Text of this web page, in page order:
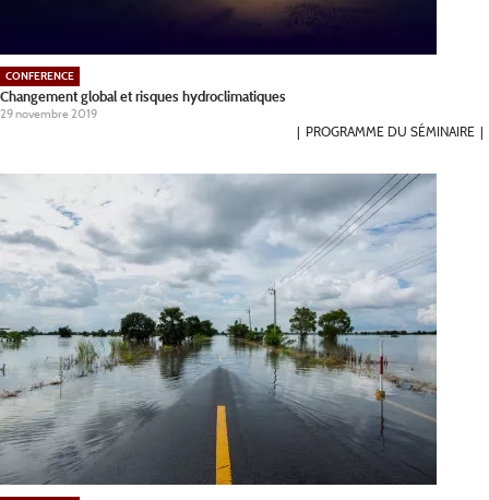
CONFERENCE
Changement global et risques hydroclimatiques
29 novembre 2019
PROGRAMME DU SÉMINAIRE